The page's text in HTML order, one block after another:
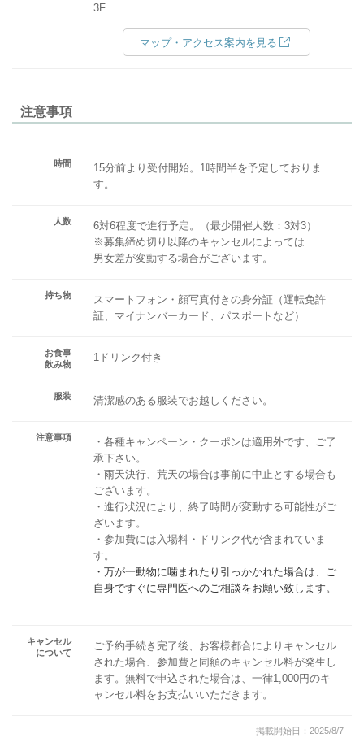
3F
マップ・アクセス案内を見る
注意事項
時間
15分前より受付開始。1時間半を予定しておりま
す。
人数
6対6程度で進行予定。（最少開催人数：3対3）
※募集締め切り以降のキャンセルによっては
男女差が変動する場合がございます。
持ち物
スマートフォン・顔写真付きの身分証（運転免許
証、マイナンバーカード、パスポートなど）
お食事
飲み物
1ドリンク付き
服装 清潔感のある服装でお越しください。
注意事項
・各種キャンペーン・クーポンは適用外です、ご了
承下さい。
・雨天決行、荒天の場合は事前に中止とする場合も
ございます。
・進行状況により、終了時間が変動する可能性がご
ざいます。
・参加費には入場料・ドリンク代が含まれていま
す。
・万が一動物に噛まれたり引っかかれた場合は、ご
自身ですぐに専門医へのご相談をお願い致します。
キャンセル
について
ご予約手続き完了後、お客様都合によりキャンセル
された場合、参加費と同額のキャンセル料が発生し
ます。無料で申込された場合は、一律1,000円のキ
ャンセル料をお支払いいただきます。
掲載開始日：2025/8/7